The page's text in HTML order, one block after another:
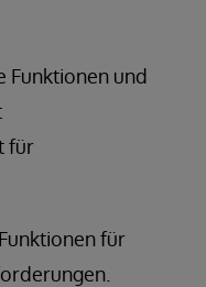
Funktionen und
für
für